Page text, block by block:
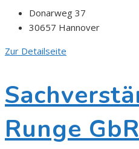
Donarweg 37
30657 Hannover
Zur Detailseite
Runge